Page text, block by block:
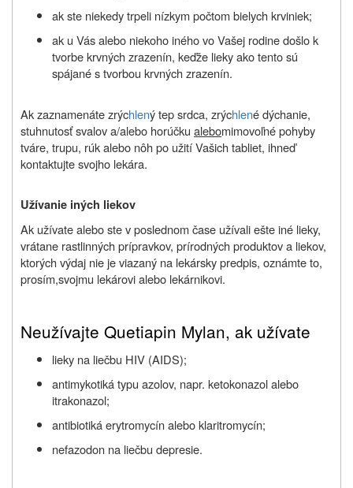
ak ste niekedy trpeli nízkym počtom bielych krviniek;
ak u Vás alebo niekoho iného vo Vašej rodine došlo k
tvorbe krvných zrazenín, keďže lieky ako tento sú
spájané s tvorbou krvných zrazenín.
Ak zaznamenáte zrýchlený tep srdca, zrýchlené dýchanie,
stuhnutosť svalov a/alebo horúčku alebomimovoľné pohyby
tváre, trupu, rúk alebo nôh po užití Vašich tabliet, ihneď
kontaktujte svojho lekára.
Užívanie iných liekov
Ak užívate alebo ste v poslednom čase užívaliešte iné lieky,
vrátane rastlinných prípravkov, prírodných produktov a liekov,
ktorých výdaj nie je viazaný na lekársky predpis, oznámteto,
prosím,svojmu lekárovi alebo lekárnikovi.
Neužívajte Quetiapin Mylan, ak užívate
lieky na liečbu HIV (AIDS);
antimykotiká typu azolov, napr. ketokonazol alebo
itrakonazol;
antibiotiká erytromycín alebo klaritromycín;
nefazodon na liečbu depresie.